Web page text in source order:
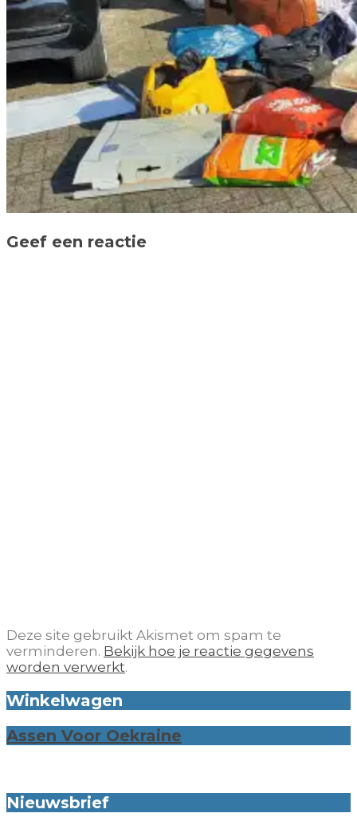
Geef een reactie
Deze site gebruikt Akismet om spam te
verminderen. Bekijk hoe je reactie gegevens
worden verwerkt.
Winkelwagen
Assen Voor Oekraine
Nieuwsbrief